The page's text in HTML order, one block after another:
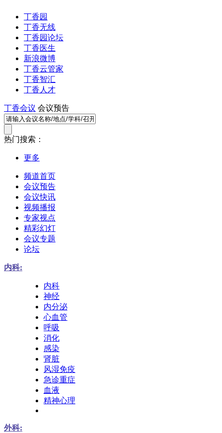
丁香园
丁香无线
丁香园论坛
丁香医生
新浪微博
丁香云管家
丁香智汇
丁香人才
丁香会议 会议预告
热门搜索：
更多
频道首页
会议预告
会议快讯
视频播报
专家视点
精彩幻灯
会议专题
论坛
内科:
内科
神经
内分泌
心血管
呼吸
消化
感染
肾脏
风湿免疫
急诊重症
血液
精神心理
外科: